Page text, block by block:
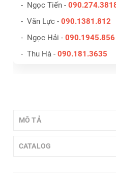
- Ngọc Tiến -
- Văn Lực - 090.1381.812
- Ngọc Hải - 090.1945.856
- Thu Hà - 090.181.3635
MÔ TẢ
CATALOG